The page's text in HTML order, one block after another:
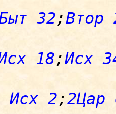
32;Втор
18;Исх
Исх 2;2Цар